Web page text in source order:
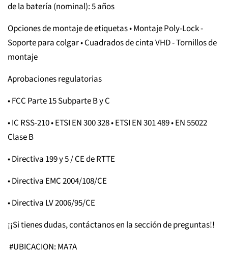
de la batería (nominal): 5 años
Opciones de montaje de etiquetas • Montaje Poly-Lock -
Soporte para colgar • Cuadrados de cinta VHD - Tornillos de
montaje
Aprobaciones regulatorias
• FCC Parte 15 Subparte B y C
• IC RSS-210 • ETSI EN 300 328 • ETSI EN 301 489 • EN 55022
Clase B
• Directiva 199 y 5 / CE de RTTE
• Directiva EMC 2004/108/CE
• Directiva LV 2006/95/CE
¡¡Si tienes dudas, contáctanos en la sección de preguntas!!
#UBICACION: MA7A